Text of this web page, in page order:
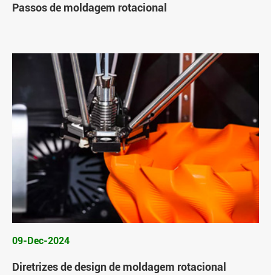
Passos de moldagem rotacional
09-Dec-2024
Diretrizes de design de moldagem rotacional